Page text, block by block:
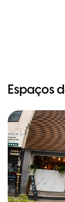
Espaços